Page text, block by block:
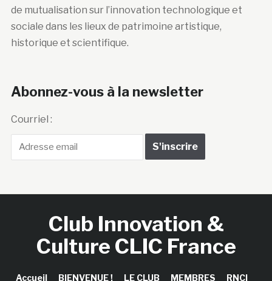
de mutualisation sur l’innovation technologique et
sociale dans les lieux de patrimoine artistique,
historique et scientifique.
Abonnez-vous à la newsletter
Courriel :
Club Innovation &
Culture CLIC France
Accueil BIENVENUE ! LE CLUB MEMBRES RNCI